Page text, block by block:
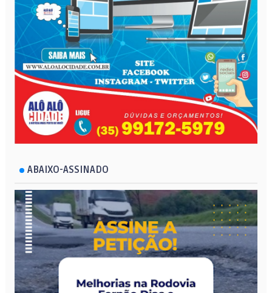
ABAIXO-ASSINADO